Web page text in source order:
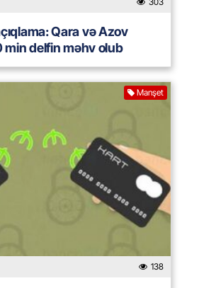
Qara və Azov
min delfin məhv olub
Manşet
138